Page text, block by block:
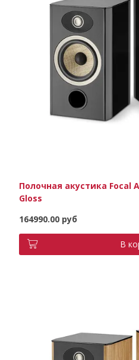
Полочная акустика Focal
Gloss
164990.00 руб
В